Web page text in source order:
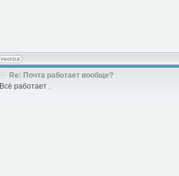
Re: Почта работает вообще?
Всё работает .